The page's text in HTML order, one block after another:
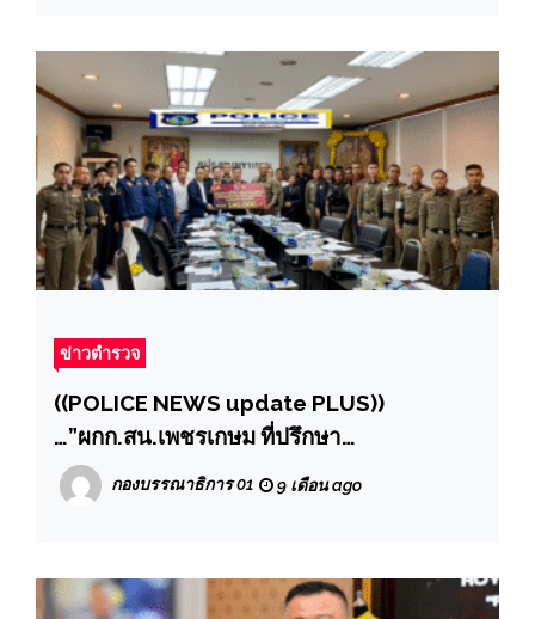
ข่าวตำรวจ
((POLICE NEWS update PLUS))
…”ผกก.สน.เพชรเกษม ที่ปรึกษา
กต.ตร.สน.เพชรเกษม และข้าราชการตำรวจ
สน.เพชรเกษม ร่วมประชุม
กองบรรณาธิการ 01 9 เดือน ago